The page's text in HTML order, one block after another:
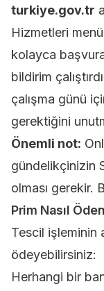
turkiye.gov.tr
Hizmetleri
kolayca
bildirim
çalışma günü
gerektiğini
Önemli not:
gündelikçinizin
olması gerekir.
Prim Nasıl
Tescil işleminin
ödeyebilirsiniz:
Herhangi bir